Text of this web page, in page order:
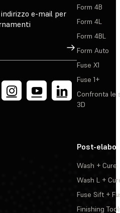
e-mail per
Registrati
Form 4B
Form 4L
Form 4BL
Form Auto
Fuse X1
Fuse 1+
Confronta le
3D
Post-
Wash + Cure
Wash L +
Fuse Sift +
Finishing